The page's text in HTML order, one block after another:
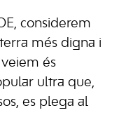
considerem
més digna i
és
ultra que,
es plega al